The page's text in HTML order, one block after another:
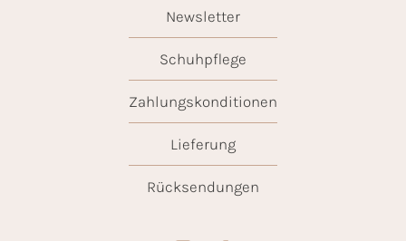
Newsletter
Schuhpflege
Zahlungskonditionen
Lieferung
Rücksendungen